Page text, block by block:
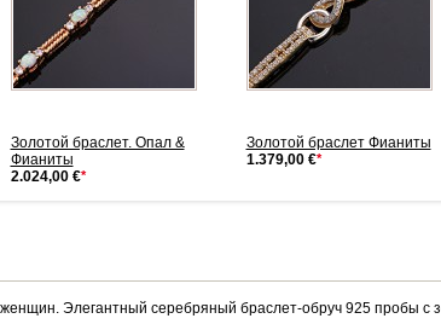
Золотой браслет. Опал &
Фианиты
2.024,00 €*
Золотой браслет Фианиты
1.379,00 €*
Элегантный серебряный браслет‑обруч 925 пробы с